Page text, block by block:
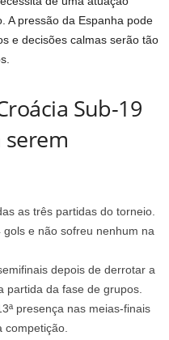
A pressão da Espanha pode
e decisões calmas serão tão
Sub-19
serem
as três partidas do torneio.
e não sofreu nenhum na
depois de derrotar a
partida da fase de grupos.
presença nas meias-finais